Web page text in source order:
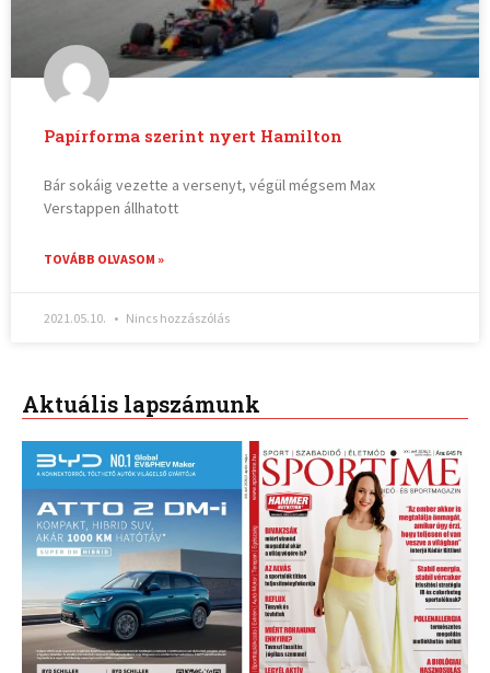
Papírforma szerint nyert Hamilton
Bár sokáig vezette a versenyt, végül mégsem Max
Verstappen állhatott
TOVÁBB OLVASOM »
2021.05.10. Nincs hozzászólás
Aktuális lapszámunk